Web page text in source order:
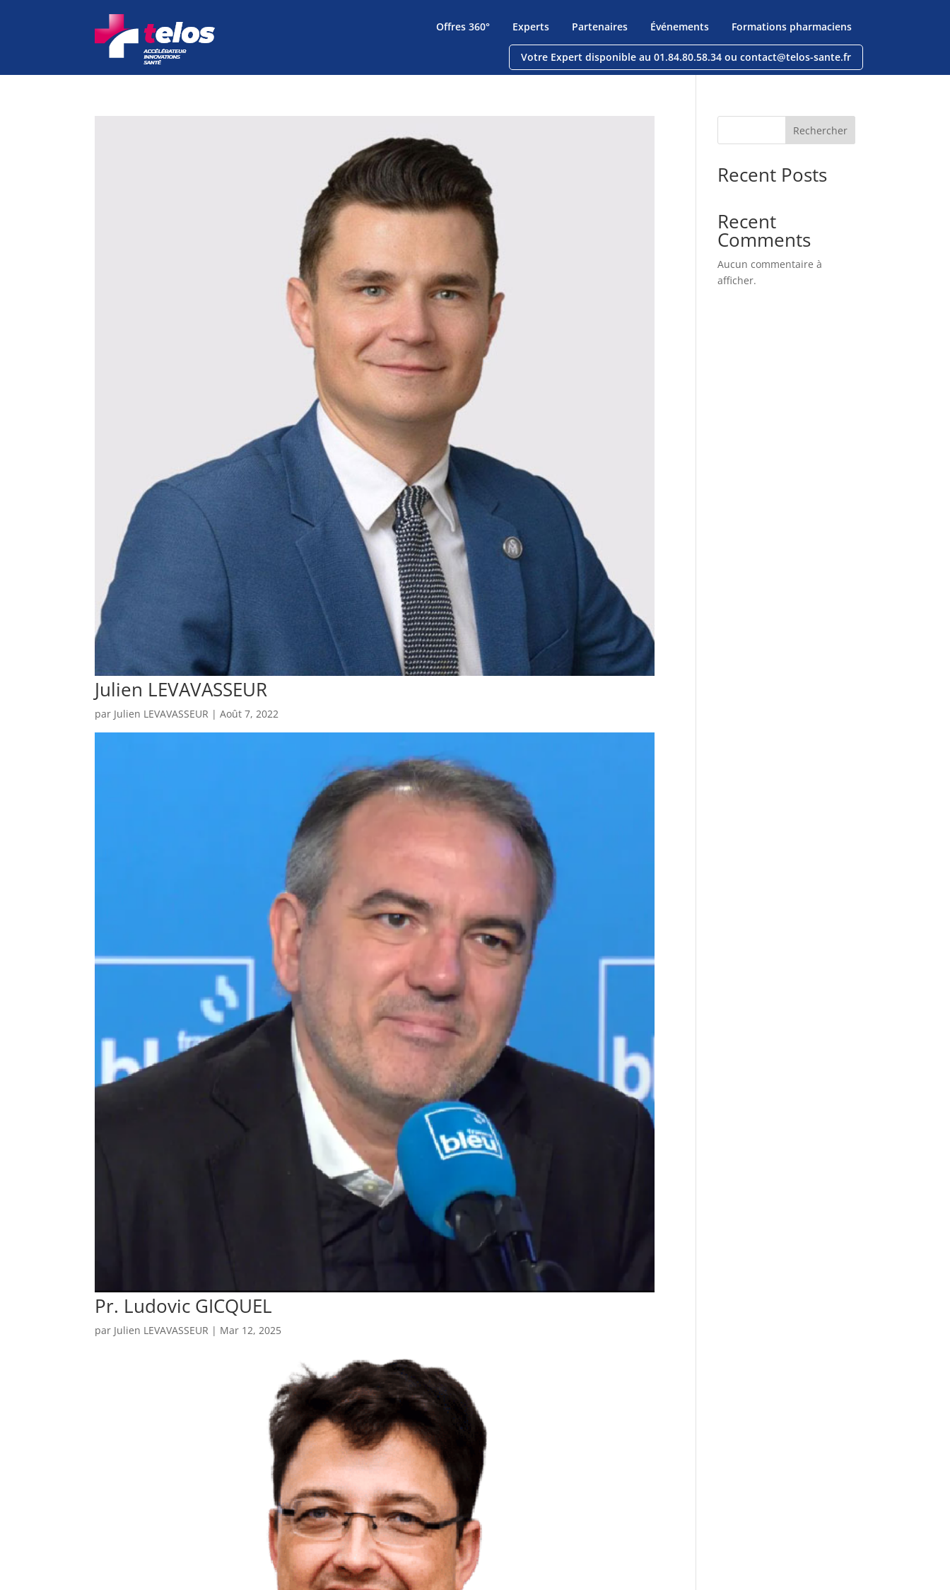
Offres 360° Experts Partenaires Événements Formations pharmaciens
Votre Expert disponible au 01.84.80.58.34 ou contact@telos-sante.fr
Julien LEVAVASSEUR
par Julien LEVAVASSEUR |Août 7, 2022
Pr. Ludovic GICQUEL
par Julien LEVAVASSEUR | Mar 12, 2025
Rechercher
Recent Posts
Recent
Comments
Aucun commentaire à
afficher.